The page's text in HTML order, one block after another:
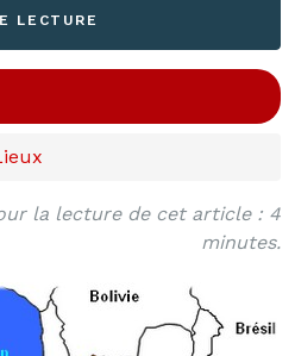
LECTURE
la lecture de cet article : 4
minutes.